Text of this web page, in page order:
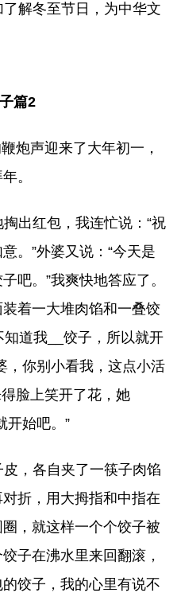
解冬至节日，为中华文
篇2
炮声迎来了大年初一，
。
出红包，我连忙说：“祝
。”外婆又说：“今天是
吧。”我爽快地答应了。
着一大堆肉馅和一叠饺
道我__饺子，所以就开
，你别小看我，这点小活
脸上笑开了花，她
开始吧。”
，各自夹了一筷子肉馅
折，用大拇指和中指在
，就这样一个个饺子被
子在沸水里来回翻滚，
饺子，我的心里有说不